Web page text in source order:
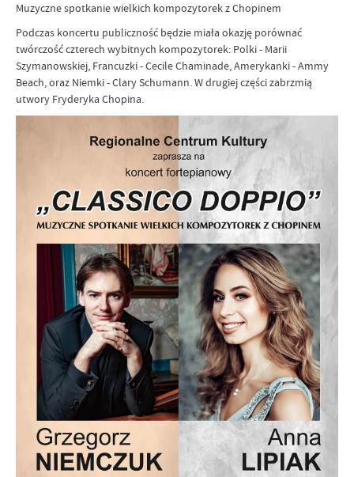
Muzyczne spotkanie wielkich kompozytorek z Chopinem
Podczas koncertu publiczność będzie miała okazję porównać
twórczość czterech wybitnych kompozytorek: Polki - Marii
Szymanowskiej, Francuzki - Cecile Chaminade, Amerykanki - Ammy
Beach, oraz Niemki - Clary Schumann. W drugiej części zabrzmią
utwory Fryderyka Chopina.